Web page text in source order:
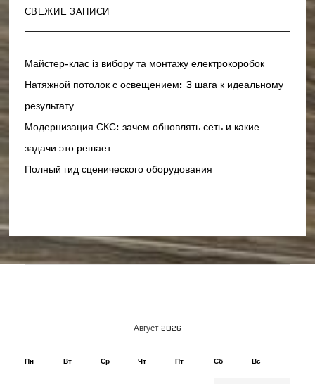
СВЕЖИЕ ЗАПИСИ
Майстер-клас із вибору та монтажу електрокоробок
Натяжной потолок с освещением: 3 шага к идеальному
результату
Модернизация СКС: зачем обновлять сеть и какие
задачи это решает
Полный гид сценического оборудования
Август 2026
Пн Вт Ср Чт Пт Сб Вс